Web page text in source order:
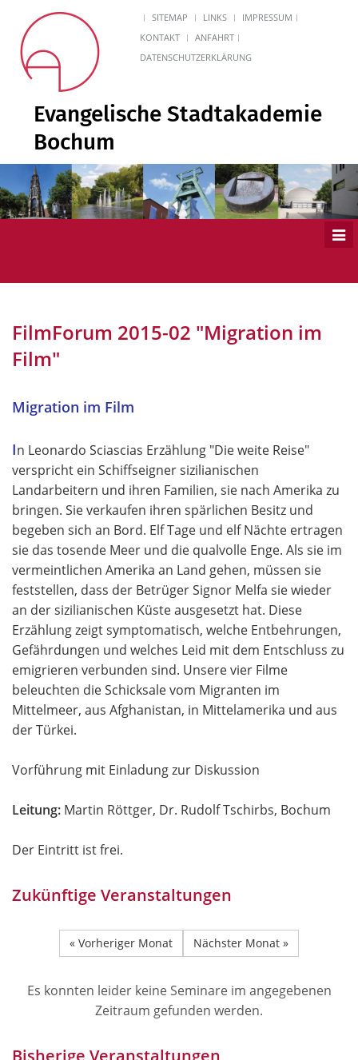
SITEMAP LINKS
IMPRESSUM
KONTAKT
ANFAHRT
DATENSCHUTZERKLÄRUNG
Evangelische Stadtakademie
Bochum
FilmForum 2015-02 "Migration im
Film"
Migration im Film
In Leonardo Sciascias Erzählung "Die weite Reise"
verspricht ein Schiffseigner sizilianischen
Landarbeitern und ihren Familien, sie nach Amerika zu
bringen. Sie verkaufen ihren spärlichen Besitz und
begeben sich an Bord. Elf Tage und elf Nächte ertragen
sie das tosende Meer und die qualvolle Enge. Als sie im
vermeintlichen Amerika an Land gehen, müssen sie
feststellen, dass der Betrüger Signor Melfa sie wieder
an der sizilianischen Küste ausgesetzt hat. Diese
Erzählung zeigt symptomatisch, welche Entbehrungen,
Gefährdungen und welches Leid mit dem Entschluss zu
emigrieren verbunden sind. Unsere vier Filme
beleuchten die Schicksale vom Migranten im
Mittelmeer, aus Afghanistan, in Mittelamerika und aus
der Türkei.
Vorführung mit Einladung zur Diskussion
Leitung: Martin Röttger, Dr. Rudolf Tschirbs, Bochum
Der Eintritt ist frei.
Zukünftige Veranstaltungen
« Vorheriger Monat Nächster Monat »
Es konnten leider keine Seminare im angegebenen
Zeitraum gefunden werden.